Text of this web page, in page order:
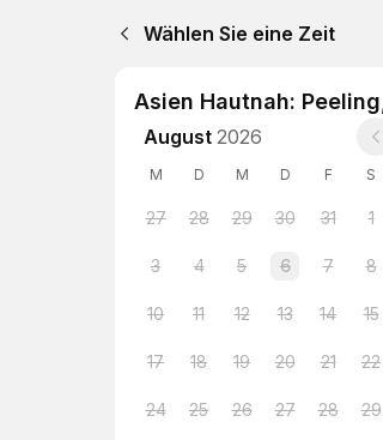
Wählen Sie eine Zeit
Asien Hautnah:
August 2026
M D M D F S
27 28 29 30 31 1
3 4 5 6 7 8
10 11 12 13 14 15
17 18 19 20 21 22
24 25 26 27 28 29